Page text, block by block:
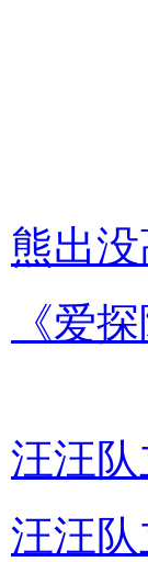
熊出
《爱
汪汪
汪汪